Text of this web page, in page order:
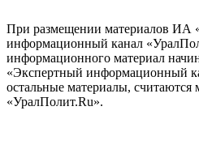
При размещении материалов ИА
информационный канал
информационного материал
«Экспертный информационный
остальные материалы,
«УралПолит.Ru».